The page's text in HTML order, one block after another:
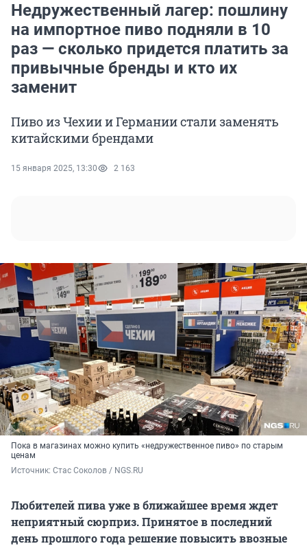
Недружественный лагер: пошлину
на импортное пиво подняли в 10
раз — сколько придется платить за
привычные бренды и кто их
заменит
Пиво из Чехии и Германии стали заменять
китайскими брендами
15 января 2025, 13:30 2 163
Пока в магазинах можно купить «недружественное пиво» по старым
ценам
Источник: Стас Соколов / NGS.RU
Любителей пива уже в ближайшее время ждет
неприятный сюрприз. Принятое в последний
день прошлого года решение повысить ввозные